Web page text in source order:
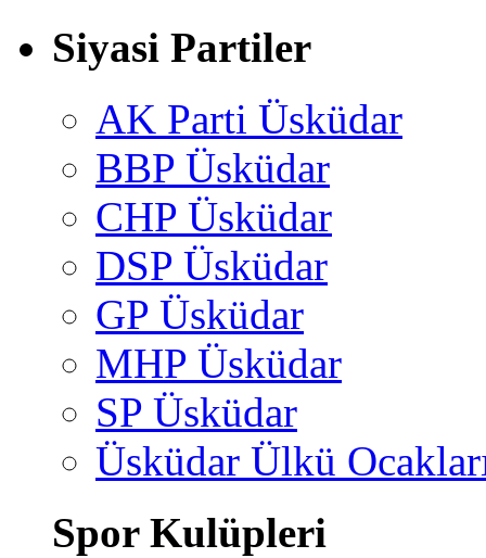
Siyasi Partiler
AK Parti Üsküdar
BBP Üsküdar
CHP Üsküdar
DSP Üsküdar
GP Üsküdar
MHP Üsküdar
SP Üsküdar
Üsküdar Ülkü
Spor Kulüpleri